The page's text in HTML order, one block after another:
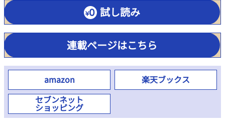
試し読み
連載ページはこちら
amazon
楽天ブックス
セブンネット
ショッピング